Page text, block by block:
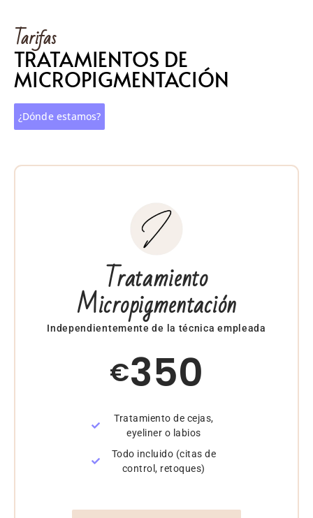
Tarifas
TRATAMIENTOS DE
MICROPIGMENTACIÓN
¿Dónde estamos?
Tratamiento
Micropigmentación
Independientemente de la técnica empleada
€350
Tratamiento de cejas,
eyeliner o labios
Todo incluido (citas de
control, retoques)